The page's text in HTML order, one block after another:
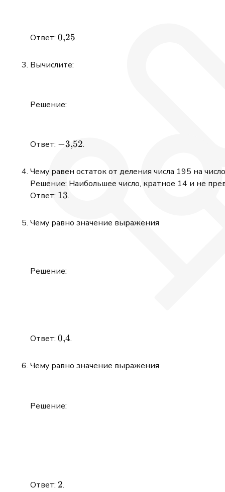
Ответ: 0{,}25
0,25.
Вычислите:
Решение:
Ответ: -3{,}52
−3,52.
Чему равен остаток от деления числа 195 на
Решение: Наибольшее число, кратное 14 и не
Ответ: 13
13.
Чему равно значение выражения
Решение:
Ответ: 0{,}4
0,4.
Чему равно значение выражения
Решение:
Ответ: 2
2.